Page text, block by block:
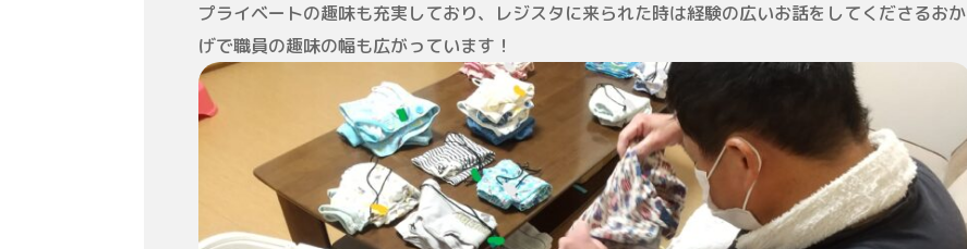
プライベートの趣味も充実しており、レジスタに来られた時は経験の広いお話をしてくださるおか
げで職員の趣味の幅も広がっています！